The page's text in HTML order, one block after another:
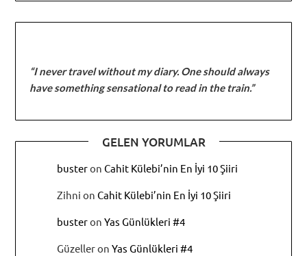
“I never travel without my diary. One should always
have something sensational to read in the train.”
GELEN YORUMLAR
busteronCahit Külebi’nin En İyi 10 Şiiri
Zihni onCahit Külebi’nin En İyi 10 Şiiri
busteronYas Günlükleri #4
GüzelleronYas Günlükleri #4